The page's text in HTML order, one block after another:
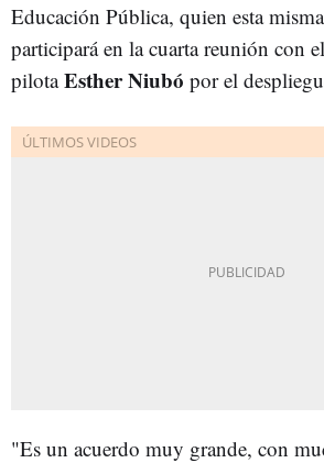
Educación Pública, quien esta
participará en la cuarta reunión con
pilotaEsther Niubó por el
"Es un acuerdo muy grande, con